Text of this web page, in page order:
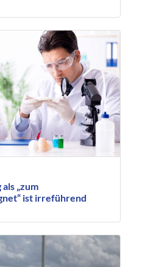
„zum
ist irreführend